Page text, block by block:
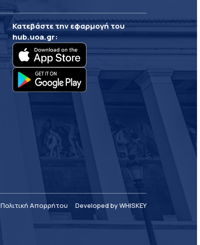
Κατεβάστε την εφαρμογή του
hub.uoa.gr:
Πολιτική Απορρήτου Developed by WHISKEY